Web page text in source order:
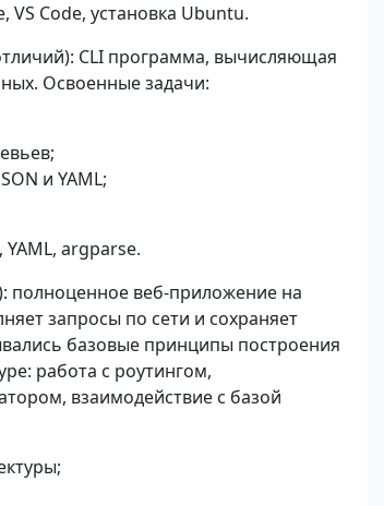
Code, установка Ubuntu.
CLI программа, вычисляющая
Освоенные задачи:
и YAML;
YAML, argparse.
полноценное веб-приложение на
запросы по сети и сохраняет
базовые принципы построения
работа с роутингом,
взаимодействие с базой